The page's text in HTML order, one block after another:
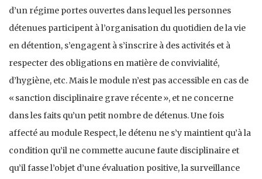
d’un régime portes ouvertes dans lequel les personnes
détenues participent à l’organisation du quotidien de la vie
en détention, s’engagent à s’inscrire à des activités et à
respecter des obligations en matière de convivialité,
d’hygiène, etc. Mais le module n’est pas accessible en cas de
« sanction disciplinaire grave récente », et ne concerne
dans les faits qu’un petit nombre de détenus. Une fois
affecté au module Respect, le détenu ne s’y maintient qu’à la
condition qu’il ne commette aucune faute disciplinaire et
qu’il fasse l’objet d’une évaluation positive, la surveillance